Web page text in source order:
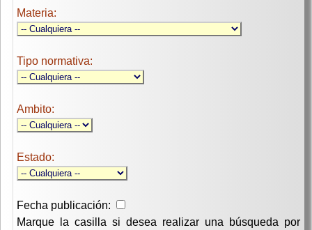
Materia:
Tipo normativa:
Ambito:
Estado:
Fecha publicación:
Marque la casilla si desea realizar una búsqueda por